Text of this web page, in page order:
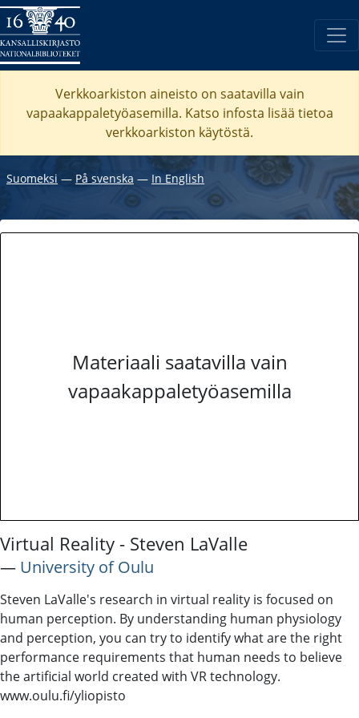
Verkkoarkiston aineisto on saatavilla vain
vapaakappaletyöasemilla. Katso infosta lisää tietoa
verkkoarkiston käytöstä.
Suomeksi ― På svenska ― In English
Materiaali saatavilla vain
vapaakappaletyöasemilla
Virtual Reality - Steven LaValle
― University of Oulu
Steven LaValle's research in virtual reality is focused on
human perception. By understanding human physiology
and perception, you can try to identify what are the right
performance requirements that human needs to believe
the artificial world created with VR technology.
www.oulu.fi/yliopisto